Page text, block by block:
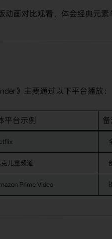
动画对比观看，体会经典元素
》主要通过以下平台播放：
平台示例 备
克儿童频道
Prime Video